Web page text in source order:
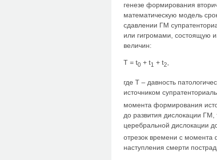
генезе формирования
математическую модель
сдавлении ГМ
или гигромами, состоящую
величин:
Т = t0 + t1 + t2,
где Т – давность
источником
момента формирования
до развития дислокации ГМ,
церебральной дислокации
отрезок времени с
наступления смерти